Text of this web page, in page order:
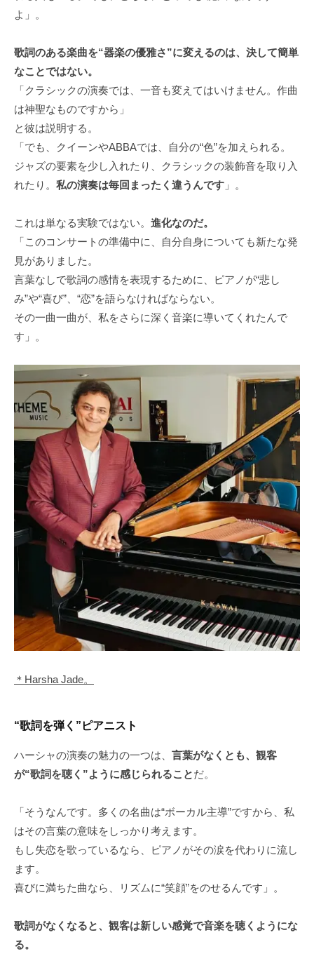
よ」。
歌詞のある楽曲を“器楽の優雅さ”に変えるのは、決して簡単
なことではない。
「クラシックの演奏では、一音も変えてはいけません。作曲
は神聖なものですから」
と彼は説明する。
「でも、クイーンやABBAでは、自分の“色”を加えられる。
ジャズの要素を少し入れたり、クラシックの装飾音を取り入
れたり。 私の演奏は毎回まったく違うんです 」。
これは単なる実験ではない。 進化なのだ。
「このコンサートの準備中に、自分自身についても新たな発
見がありました。
言葉なしで歌詞の感情を表現するために、ピアノが“悲し
み”や“喜び”、“恋”を語らなければならない。
その一曲一曲が、私をさらに深く音楽に導いてくれたんで
す」。
＊Harsha Jade。
“歌詞を弾く”ピアニスト
ハーシャの演奏の魅力の一つは、 言葉がなくとも、観客
が“歌詞を聴く”ように感じられることだ。
「そうなんです。多くの名曲は“ボーカル主導”ですから、私
はその言葉の意味をしっかり考えます。
もし失恋を歌っているなら、ピアノがその涙を代わりに流し
ます。
喜びに満ちた曲なら、リズムに“笑顔”をのせるんです」。
歌詞がなくなると、観客は新しい感覚で音楽を聴くようにな
る。